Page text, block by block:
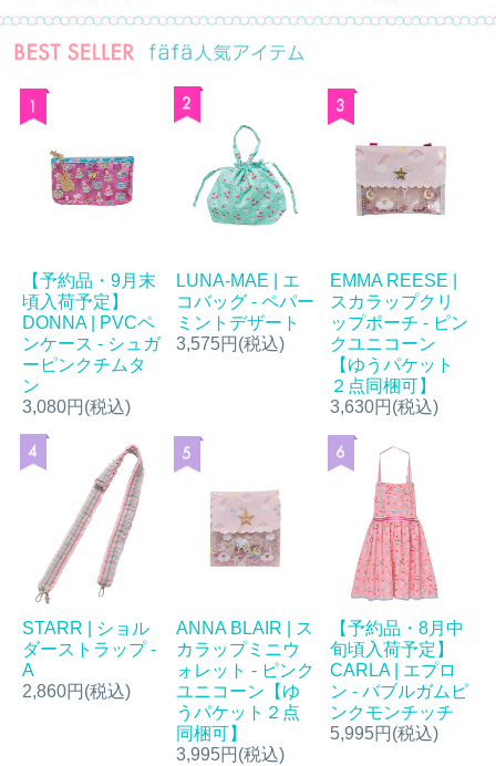
【予約品・9月末
頃入荷予定】
DONNA | PVCペ
ンケース - シュガ
ーピンクチムタ
ン
3,080円(税込)
LUNA-MAE | エ
コバッグ - ペパー
ミントデザート
3,575円(税込)
EMMA REESE |
スカラップクリ
ップポーチ - ピン
クユニコーン
【ゆうパケット
２点同梱可】
3,630円(税込)
STARR | ショル
ダーストラップ -
A
2,860円(税込)
ANNA BLAIR | ス
カラップミニウ
ォレット - ピンク
ユニコーン【ゆ
うパケット２点
同梱可】
3,995円(税込)
【予約品・8月中
旬頃入荷予定】
CARLA | エプロ
ン - バブルガムピ
ンクモンチッチ
5,995円(税込)